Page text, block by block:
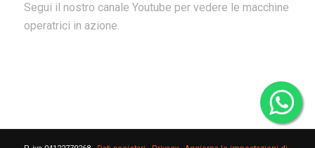
Segui il nostro canale Youtube per vedere le macchine
operatrici in azione.